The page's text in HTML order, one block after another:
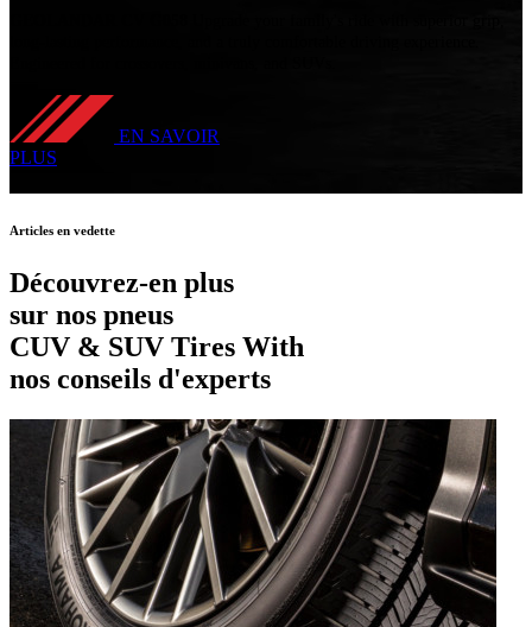
EN SAVOIR
PLUS
Articles en vedette
Découvrez-en plus
sur nos pneus
CUV & SUV Tires With
nos conseils d'experts